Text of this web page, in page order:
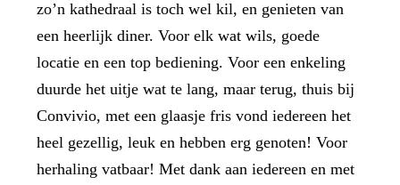
zo’n kathedraal is toch wel kil, en genieten van
een heerlijk diner. Voor elk wat wils, goede
locatie en een top bediening. Voor een enkeling
duurde het uitje wat te lang, maar terug, thuis bij
Convivio, met een glaasje fris vond iedereen het
heel gezellig, leuk en hebben erg genoten! Voor
herhaling vatbaar! Met dank aan iedereen en met